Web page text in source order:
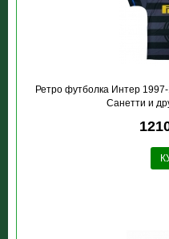
Ретро футболка Интер
Санетти и